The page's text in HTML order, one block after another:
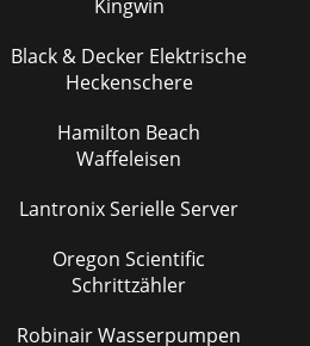
Kingwin
Black & Decker Elektrische
Heckenschere
Hamilton Beach
Waffeleisen
Lantronix Serielle Server
Oregon Scientific
Schrittzähler
Robinair Wasserpumpen